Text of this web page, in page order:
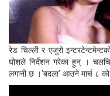
रेड चिल्ली र एजुरो
घोशले निर्देशन गरेका हुन् ।
लगानी छ ।’बदला’ आउने मार्च ८